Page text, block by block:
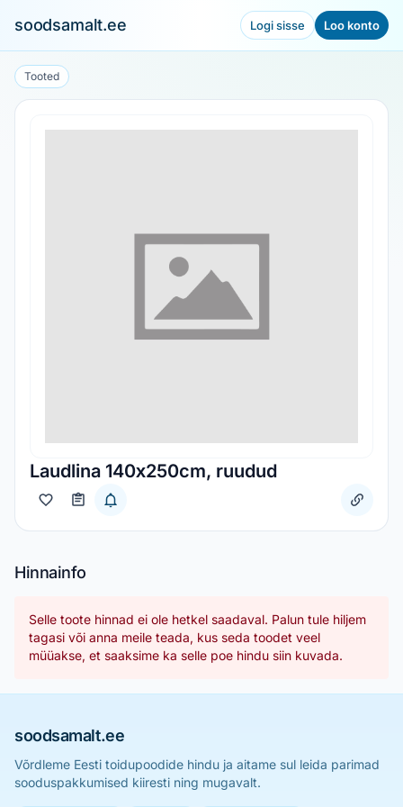
soodsamalt.ee Logi sisse Loo konto
Tooted
Laudlina 140х250cm, ruudud
Hinnainfo
Selle toote hinnad ei ole hetkel saadaval. Palun tule hiljem
tagasi või anna meile teada, kus seda toodet veel
müüakse, et saaksime ka selle poe hindu siin kuvada.
soodsamalt.ee
Võrdleme Eesti toidupoodide hindu ja aitame sul leida parimad
sooduspakkumised kiiresti ning mugavalt.